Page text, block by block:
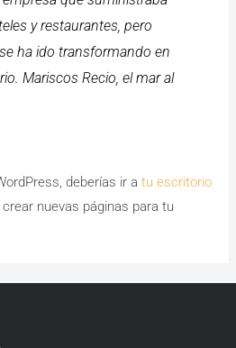
y restaurantes, pero
ha ido transformando en
Mariscos Recio, el mar al
deberías ir atu escritorio
nuevas páginas para tu